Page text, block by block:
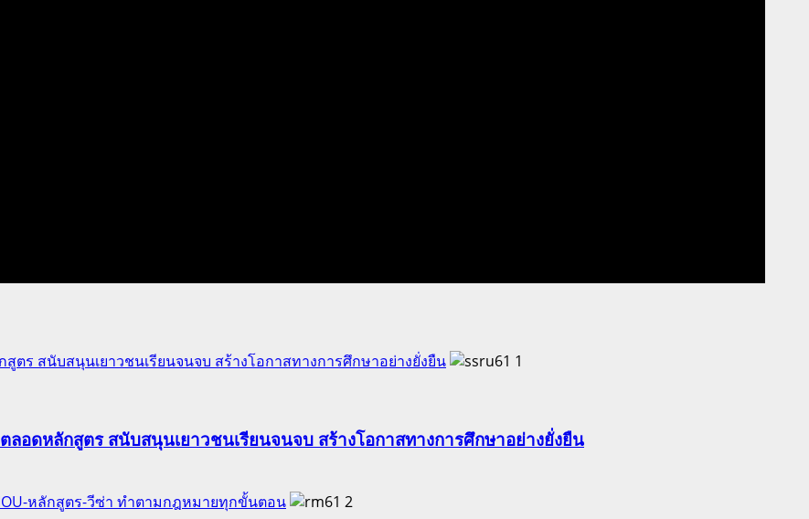
ร สนับสนุนเยาวชนเรียนจนจบ สร้างโอกาสทางการศึกษาอย่างยั่งยืน
1
ดหลักสูตร สนับสนุนเยาวชนเรียนจนจบ สร้างโอกาสทางการศึกษาอย่างยั่งยืน
หลักสูตร-วีซ่า ทำตามกฎหมายทุกขั้นตอน
2